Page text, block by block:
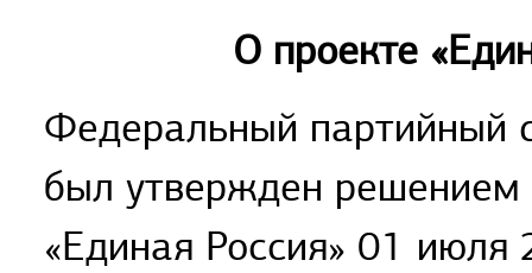
О проекте
Федеральный партийный
был утвержден
«Единая Россия» 01